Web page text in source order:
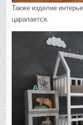
Также изделие
царапается.